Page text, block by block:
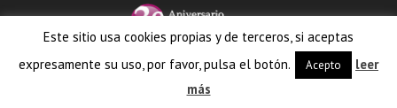
Este sitio usa cookies propias y de terceros, si aceptas
expresamente su uso, por favor, pulsa el botón.
Acepto
leer
más